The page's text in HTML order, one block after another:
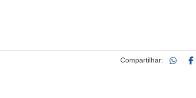
Compartilhar: